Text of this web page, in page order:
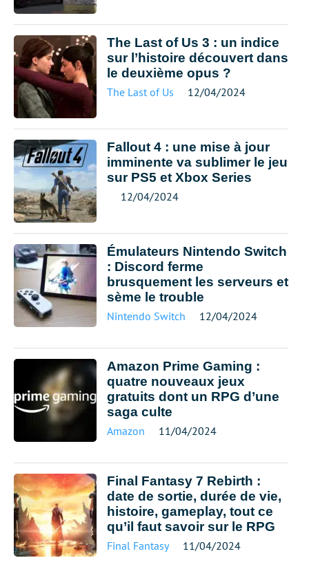
The Last of Us 3 : un indice
sur l’histoire découvert dans
le deuxième opus ?
The Last of Us 12/04/2024
Fallout 4 : une mise à jour
imminente va sublimer le jeu
sur PS5 et Xbox Series
12/04/2024
Émulateurs Nintendo Switch
: Discord ferme
brusquement les serveurs et
sème le trouble
Nintendo Switch 12/04/2024
Amazon Prime Gaming :
quatre nouveaux jeux
gratuits dont un RPG d’une
saga culte
Amazon 11/04/2024
Final Fantasy 7 Rebirth :
date de sortie, durée de vie,
histoire, gameplay, tout ce
qu’il faut savoir sur le RPG
Final Fantasy 11/04/2024